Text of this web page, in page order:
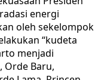
energi
oleh sekelompok
“kudeta
menjadi
Orde Baru,